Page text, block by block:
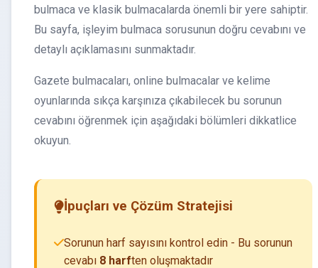
bulmaca ve klasik bulmacalarda önemli bir yere sahiptir.
Bu sayfa, işleyim bulmaca sorusunun doğru cevabını ve
detaylı açıklamasını sunmaktadır.
Gazete bulmacaları, online bulmacalar ve kelime
oyunlarında sıkça karşınıza çıkabilecek bu sorunun
cevabını öğrenmek için aşağıdaki bölümleri dikkatlice
okuyun.
İpuçları ve Çözüm Stratejisi
Sorunun harf sayısını kontrol edin - Bu sorunun
cevabı 8 harften oluşmaktadır